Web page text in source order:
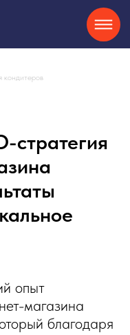
кондитеров
стратегия
опыт
магазина
благодаря